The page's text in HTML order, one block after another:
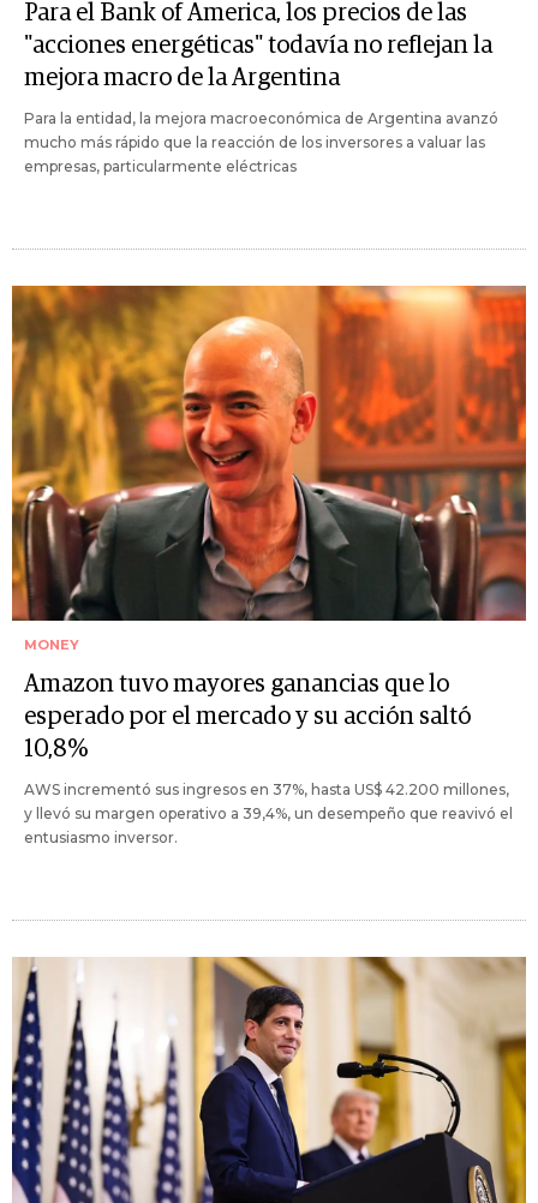
Para el Bank of America, los precios de las
"acciones energéticas" todavía no reflejan la
mejora macro de la Argentina
Para la entidad, la mejora macroeconómica de Argentina avanzó
mucho más rápido que la reacción de los inversores a valuar las
empresas, particularmente eléctricas
MONEY
Amazon tuvo mayores ganancias que lo
esperado por el mercado y su acción saltó
10,8%
AWS incrementó sus ingresos en 37%, hasta US$ 42.200 millones,
y llevó su margen operativo a 39,4%, un desempeño que reavivó el
entusiasmo inversor.